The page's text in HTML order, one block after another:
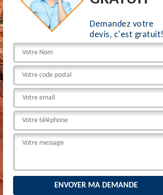
Demandez votre
devis, c'est gratuit!